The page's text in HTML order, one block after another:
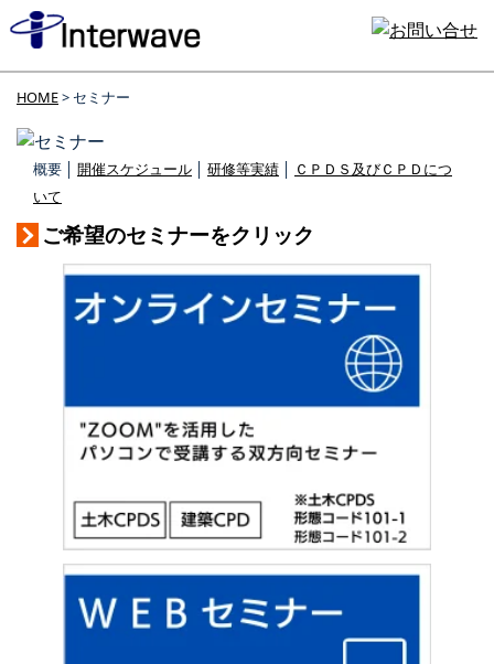
HOME> セミナー
概要 │ 開催スケジュール 研修等実績
ＣＰＤＳ及びＣＰＤにつ
いて
ご希望のセミナーをクリック